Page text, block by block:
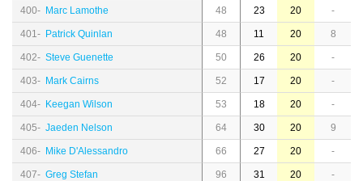
400- Marc Lamothe 48 23 20 -
401- Patrick Quinlan 48 11 20 8
402- Steve Guenette 50 26 20 -
403- Mark Cairns 52 17 20 -
404- Keegan Wilson 53 18 20 -
405- Jaeden Nelson 64 30 20 9
406- Mike D'Alessandro 66 27 20 -
407- Greg Stefan 96 31 20 -